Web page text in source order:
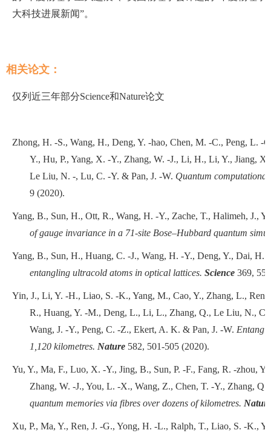
大科技进展新闻”。
相关论文 ：
仅列近三年部分Science和Nature论文
Zhong, H. -S., Wang, H., Deng, Y. -hao, Chen, M. -C., Peng, L.
Y., Hu, P., Yang, X. -Y., Zhang, W. -J., Li, H., Li, Y., Jiang,
Le Liu, N. -, Lu, C. -Y. & Pan, J. -W. Quantum
9 (2020).
Yang, B., Sun, H., Ott, R., Wang, H. -Y., Zache, T., Halimeh, J.,
of gauge invariance in a 71-site Bose–Hubbard quantum
Yang, B., Sun, H., Huang, C. -J., Wang, H. -Y., Deng, Y., Dai, H.
entangling ultracold atoms in optical lattices. Science 369,
Yin, J., Li, Y. -H., Liao, S. -K., Yang, M., Cao, Y., Zhang, L.,
R., Huang, Y. -M., Deng, L., Li, L., Zhang, Q., Le Liu, N.,
Wang, J. -Y., Peng, C. -Z., Ekert, A. K. & Pan, J. -W.
1,120 kilometres. Nature 582, 501-505 (2020).
Yu, Y., Ma, F., Luo, X. -Y., Jing, B., Sun, P. -F., Fang, R. -zhou,
Zhang, W. -J., You, L. -X., Wang, Z., Chen, T. -Y., Zhang,
quantum memories via fibres over dozens of kilometres. Nature
Xu, P., Ma, Y., Ren, J. -G., Yong, H. -L., Ralph, T., Liao, S. -K.,